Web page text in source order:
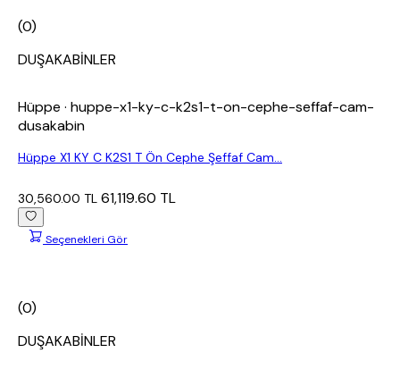
(0)
DUŞAKABİNLER
Hüppe · huppe-x1-ky-c-k2s1-t-on-cephe-seffaf-cam-
dusakabin
Hüppe X1 KY C K2S1 T Ön Cephe Şeffaf Cam...
30,560.00 TL 61,119.60 TL
Seçenekleri Gör
(0)
DUŞAKABİNLER